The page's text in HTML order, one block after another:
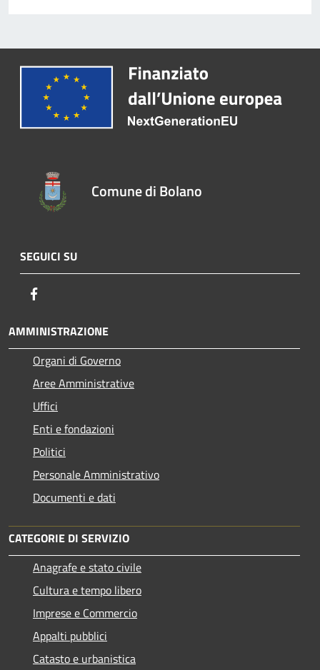
Comune di Bolano
SEGUICI SU
AMMINISTRAZIONE
Organi di Governo
Aree Amministrative
Uffici
Enti e fondazioni
Politici
Personale Amministrativo
Documenti e dati
CATEGORIE DI SERVIZIO
Anagrafe e stato civile
Cultura e tempo libero
Imprese e Commercio
Appalti pubblici
Catasto e urbanistica